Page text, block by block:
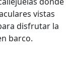
vistas
disfrutar la
barco.